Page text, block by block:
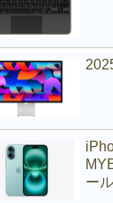
ール